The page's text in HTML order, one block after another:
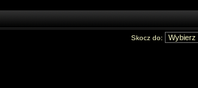
Skocz do: